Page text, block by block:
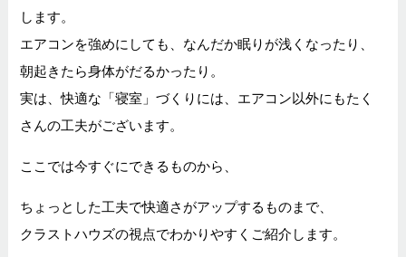
します。
エアコンを強めにしても、なんだか眠りが浅くなったり、
朝起きたら身体がだるかったり。
実は、快適な「寝室」づくりには、エアコン以外にもたく
さんの工夫がございます。
ここでは今すぐにできるものから、
ちょっとした工夫で快適さがアップするものまで、
クラストハウズの視点でわかりやすくご紹介します。